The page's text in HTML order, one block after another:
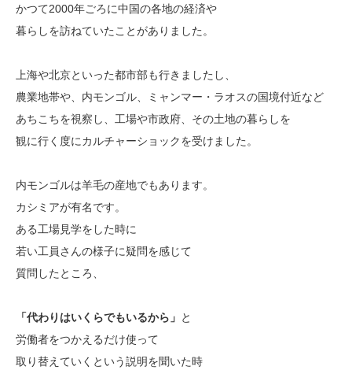
かつて2000年ごろに中国の各地の経済や
暮らしを訪ねていたことがありました。
上海や北京といった都市部も行きましたし、
農業地帯や、内モンゴル、ミャンマー・ラオスの国境付近など
あちこちを視察し、工場や市政府、その土地の暮らしを
観に行く度にカルチャーショックを受けました。
内モンゴルは羊毛の産地でもあります。
カシミアが有名です。
ある工場見学をした時に
若い工員さんの様子に疑問を感じて
質問したところ、
「代わりはいくらでもいるから」 と
労働者をつかえるだけ使って
取り替えていくという説明を聞いた時